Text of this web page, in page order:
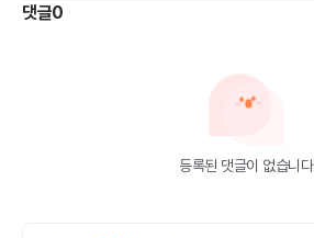
댓글0
등록된 댓글이 없습니다